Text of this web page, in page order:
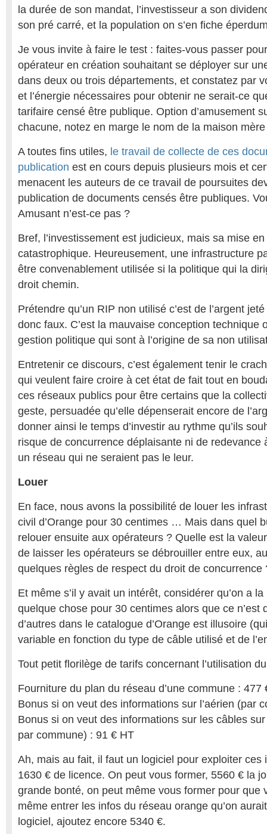
la durée de son mandat, l’investisseur a son
son pré carré, et la population on s’en fiche
Je vous invite à faire le test : faites-vous passer
opérateur en création souhaitant se déployer sur
dans deux ou trois départements, et constatez par
et l’énergie nécessaires pour obtenir ne serait-ce
tarifaire censé être publique. Option d’amusement
chacune, notez en marge le nom de la maison
A toutes fins utiles, le travail de collecte de ces
publication est en cours depuis plusieurs mois et
menacent les auteurs de ce travail de poursuites
publication de documents censés être publiques.
Amusant n’est-ce pas ?
Bref, l’investissement est judicieux, mais sa mise
catastrophique. Heureusement, une infrastructure
être convenablement utilisée si la politique qui la
droit chemin.
Prétendre qu’un RIP non utilisé c’est de l’argent
donc faux. C’est la mauvaise conception technique
gestion politique qui sont à l’origine de sa non
Entretenir ce discours, c’est également tenir le
qui veulent faire croire à cet état de fait tout en
ces réseaux publics pour être certains que la
geste, persuadée qu’elle dépenserait encore de
donner ainsi le temps d’investir au rythme qu’ils
risque de concurrence déplaisante ni de redevance
un réseau qui ne seraient pas le leur.
Louer
En face, nous avons la possibilité de louer les
civil d’Orange pour 30 centimes … Mais dans quel
relouer ensuite aux opérateurs ? Quelle est la
de laisser les opérateurs se débrouiller entre eux,
quelques règles de respect du droit de concurrence
Et même s’il y avait un intérêt, considérer qu’on a la
quelque chose pour 30 centimes alors que ce n’est
d’autres dans le catalogue d’Orange est illusoire
variable en fonction du type de câble utilisé et de
Tout petit florilège de tarifs concernant l’utilisation
Fourniture du plan du réseau d’une commune : 477
Bonus si on veut des informations sur l’aérien (par
Bonus si on veut des informations sur les câbles
par commune) : 91 € HT
Ah, mais au fait, il faut un logiciel pour exploiter ces
1630 € de licence. On peut vous former, 5560 € la
grande bonté, on peut même vous former pour que
même entrer les infos du réseau orange qu’on
logiciel, ajoutez encore 5340 €.